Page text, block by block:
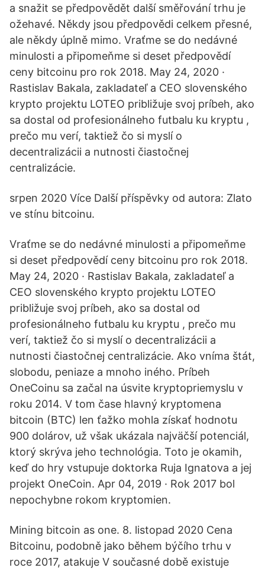
a snažit se předpovědět další směřování trhu je
ožehavé. Někdy jsou předpovědi celkem přesné,
ale někdy úplně mimo. Vraťme se do nedávné
minulosti a připomeňme si deset předpovědí
ceny bitcoinu pro rok 2018. May 24, 2020 ·
Rastislav Bakala, zakladateľ a CEO slovenského
krypto projektu LOTEO približuje svoj príbeh, ako
sa dostal od profesionálneho futbalu ku kryptu ,
prečo mu verí, taktiež čo si myslí o
decentralizácii a nutnosti čiastočnej
centralizácie.
srpen 2020 Více Další příspěvky od autora: Zlato
ve stínu bitcoinu.
Vraťme se do nedávné minulosti a připomeňme
si deset předpovědí ceny bitcoinu pro rok 2018.
May 24, 2020 · Rastislav Bakala, zakladateľ a
CEO slovenského krypto projektu LOTEO
približuje svoj príbeh, ako sa dostal od
profesionálneho futbalu ku kryptu , prečo mu
verí, taktiež čo si myslí o decentralizácii a
nutnosti čiastočnej centralizácie. Ako vníma štát,
slobodu, peniaze a mnoho iného. Príbeh
OneCoinu sa začal na úsvite kryptopriemyslu v
roku 2014. V tom čase hlavný kryptomena
bitcoin (BTC) len ťažko mohla získať hodnotu
900 dolárov, už však ukázala najväčší potenciál,
ktorý skrýva jeho technológia. Toto je okamih,
keď do hry vstupuje doktorka Ruja Ignatova a jej
projekt OneCoin. Apr 04, 2019 · Rok 2017 bol
nepochybne rokom kryptomien.
Mining bitcoin as one. 8. listopad 2020 Cena
Bitcoinu, podobně jako během býčího trhu v
roce 2017, atakuje V současné době existuje